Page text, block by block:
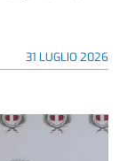
31 LUGLIO 2026